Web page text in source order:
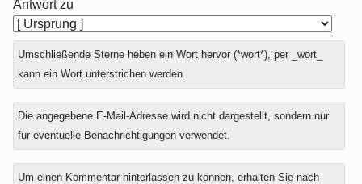
Antwort zu
Umschließende Sterne heben ein Wort hervor (*wort*), per _wort_
kann ein Wort unterstrichen werden.
Die angegebene E-Mail-Adresse wird nicht dargestellt, sondern nur
für eventuelle Benachrichtigungen verwendet.
Um einen Kommentar hinterlassen zu können, erhalten Sie nach